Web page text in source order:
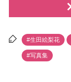
#生田絵梨花
#写真集